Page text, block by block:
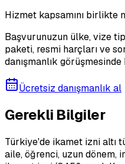
Hizmet kapsamını birlikte
Başvurunuzun ülke, vize
paketi, resmi harçları ve
danışmanlık
Ücretsiz danışmanlık al
Gerekli Bilgiler
Türkiye'de ikamet izni altı
aile, öğrenci, uzun dönem,